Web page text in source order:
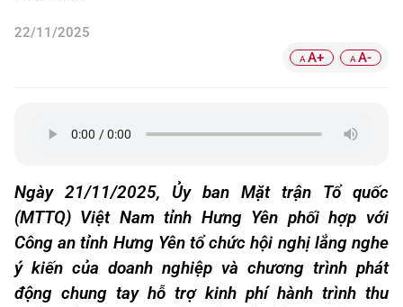
22/11/2025
A A+ A A-
Ngày 21/11/2025, Ủy ban Mặt trận Tổ quốc
(MTTQ) Việt Nam tỉnh Hưng Yên phối hợp với
Công an tỉnh Hưng Yên tổ chức hội nghị lắng nghe
ý kiến của doanh nghiệp và chương trình phát
động chung tay hỗ trợ kinh phí hành trình thu